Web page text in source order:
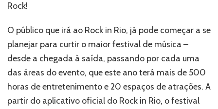
os
das
atrações
–
tudo
o
Rock!
O público que irá ao Rock in Rio, já pode começar a se
planejar para curtir o maior festival de música –
desde a chegada à saída, passando por cada uma
das áreas do evento, que este ano terá mais de 500
horas de entretenimento e 20 espaços de atrações. A
partir do aplicativo oficial do Rock in Rio, o festival